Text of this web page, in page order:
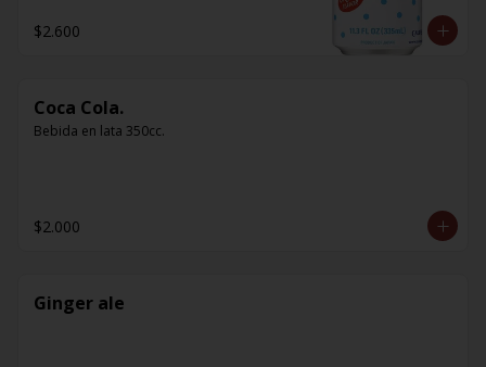
$2.600
Coca Cola.
Bebida en lata 350cc.
$2.000
Ginger ale